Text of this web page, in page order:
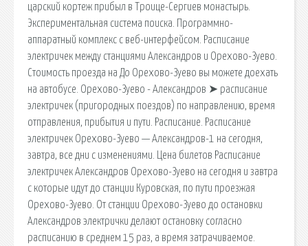
царский кортеж прибыл в Троице-Сергиев монастырь.
Экспериментальная система поиска. Программно-
аппаратный комплекс с веб-интерфейсом. Расписание
электричек между станциями Александров и Орехово-Зуево.
Стоимость проезда на До Орехово-Зуево вы можете доехать
на автобусе. Орехово-Зуево - Александров ➤ расписание
электричек (пригородных поездов) по направлению, время
отправления, прибытия и пути. Расписание. Расписание
электричек Орехово-Зуево — Александров-1 на сегодня,
завтра, все дни с изменениями. Цена билетов Расписание
электричек Александров Орехово-Зуево на сегодня и завтра
с которые идут до станции Куровская, по пути проезжая
Орехово-Зуево. От станции Орехово-Зуево до остановки
Александров электрички делают остановку согласно
расписанию в среднем 15 раз, а время затрачиваемое.